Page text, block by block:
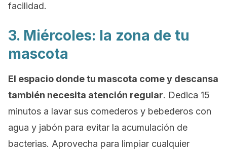
facilidad.
3. Miércoles: la zona de tu
mascota
El espacio donde tu mascota come y descansa
también necesita atención regular. Dedica 15
minutos a lavar sus comederos y bebederos con
agua y jabón para evitar la acumulación de
bacterias. Aprovecha para limpiar cualquier